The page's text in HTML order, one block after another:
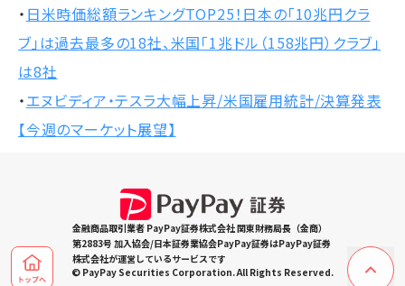
・ 日米時価総額ランキングTOP25！日本の「10兆円クラ
ブ」は過去最多の18社、米国「1兆ドル（158兆円）クラブ」
は8社
・エヌビディア・テスラ大幅上昇/米国雇用統計/決算発表
【今週のマーケット展望】
金融商品取引業者 PayPay証券株式会社 関東財務局長（金商）
第2883号 加入協会/日本証券業協会PayPay証券はPayPay証券
株式会社が運営しているサービスです
© PayPay Securities Corporation. All Rights Reserved.